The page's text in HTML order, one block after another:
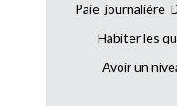
Paie journalière
Habiter les
Avoir un